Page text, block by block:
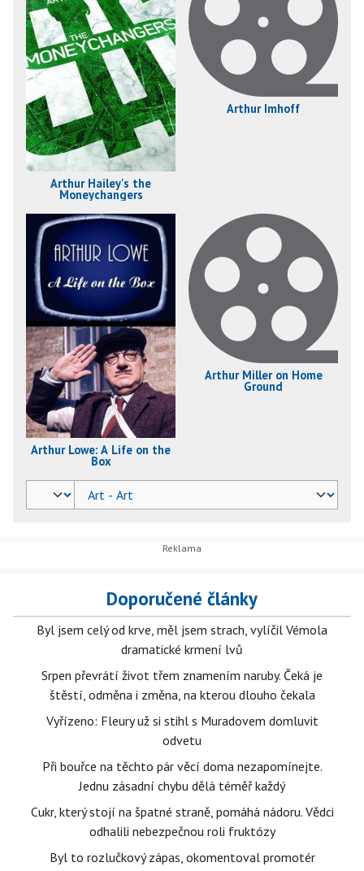
Arthur Hailey's the
Moneychangers
Arthur Imhoff
Arthur Lowe: A Life on the
Box
Arthur Miller on Home
Ground
Doporučené články
Byl jsem celý od krve, měl jsem strach, vylíčil Vémola
dramatické krmení lvů
Srpen převrátí život třem znamením naruby. Čeká je
štěstí, odměna i změna, na kterou dlouho čekala
Vyřízeno: Fleury už si stihl s Muradovem domluvit
odvetu
Při bouřce na těchto pár věcí doma nezapomínejte.
Jednu zásadní chybu dělá téměř každý
Cukr, který stojí na špatné straně, pomáhá nádoru. Vědci
odhalili nebezpečnou roli fruktózy
Byl to rozlučkový zápas, okomentoval promotér